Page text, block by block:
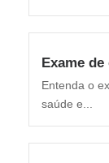
Exame
Entenda o
saúde e...